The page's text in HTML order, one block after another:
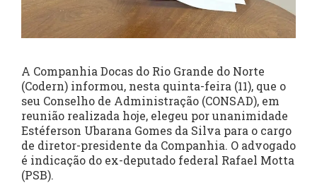
A Companhia Docas do Rio Grande do Norte
(Codern) informou, nesta quinta-feira (11), que o
seu Conselho de Administração (CONSAD), em
reunião realizada hoje, elegeu por unanimidade
Estéferson Ubarana Gomes da Silva para o cargo
de diretor-presidente da Companhia. O advogado
é indicação do ex-deputado federal Rafael Motta
(PSB).